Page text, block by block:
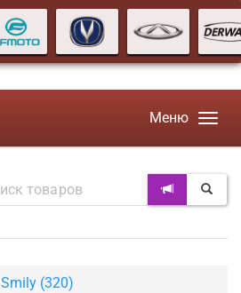
Меню
Smily (320)